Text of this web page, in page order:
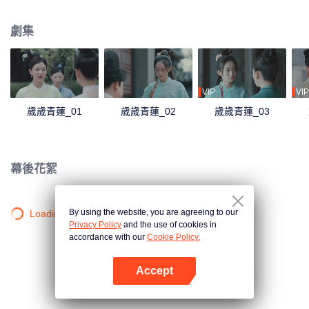
劇集
歲歲青蓮_01 歲歲青蓮_02
VIP
歲歲青蓮_03
VIP
幕後花絮
Loading…By using the website, you are agreeing to our
Privacy Policy and the use of cookies in
accordance with our Cookie Policy.
Accept